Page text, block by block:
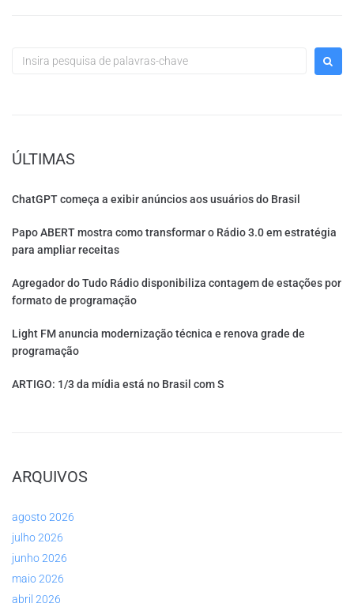
ÚLTIMAS
ChatGPT começa a exibir anúncios aos usuários do Brasil
Papo ABERT mostra como transformar o Rádio 3.0 em estratégia
para ampliar receitas
Agregador do Tudo Rádio disponibiliza contagem de estações por
formato de programação
Light FM anuncia modernização técnica e renova grade de
programação
ARTIGO: 1/3 da mídia está no Brasil com S
ARQUIVOS
agosto 2026
julho 2026
junho 2026
maio 2026
abril 2026